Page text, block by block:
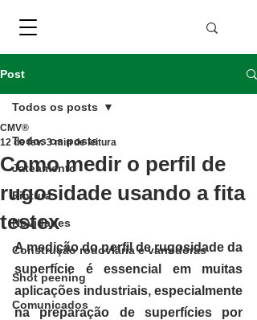
Post
Todos os posts
Jateamento
Pintura
Novidades
Construção rodoviária e varredoras
Shot peening
Comunicados
Todos os posts
Como medir o perfil de
rugosidade usando a fita
testex
CMV®
12 de fev. 3 min de leitura
A medição do perfil de rugosidade da
superfície é essencial em muitas
aplicações industriais, especialmente
na preparação de superfícies por